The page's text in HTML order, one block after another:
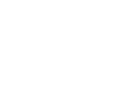
- All rights